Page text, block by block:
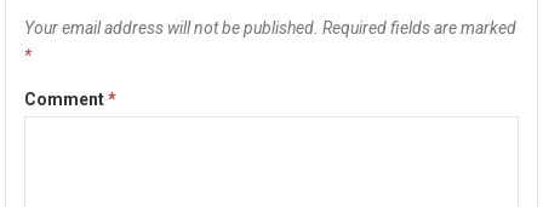
Your email address will not be published. Required fields are marked
*
Comment*